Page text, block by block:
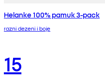
Helanke 100% pamuk 3-pack
razni dezeni i boje
15